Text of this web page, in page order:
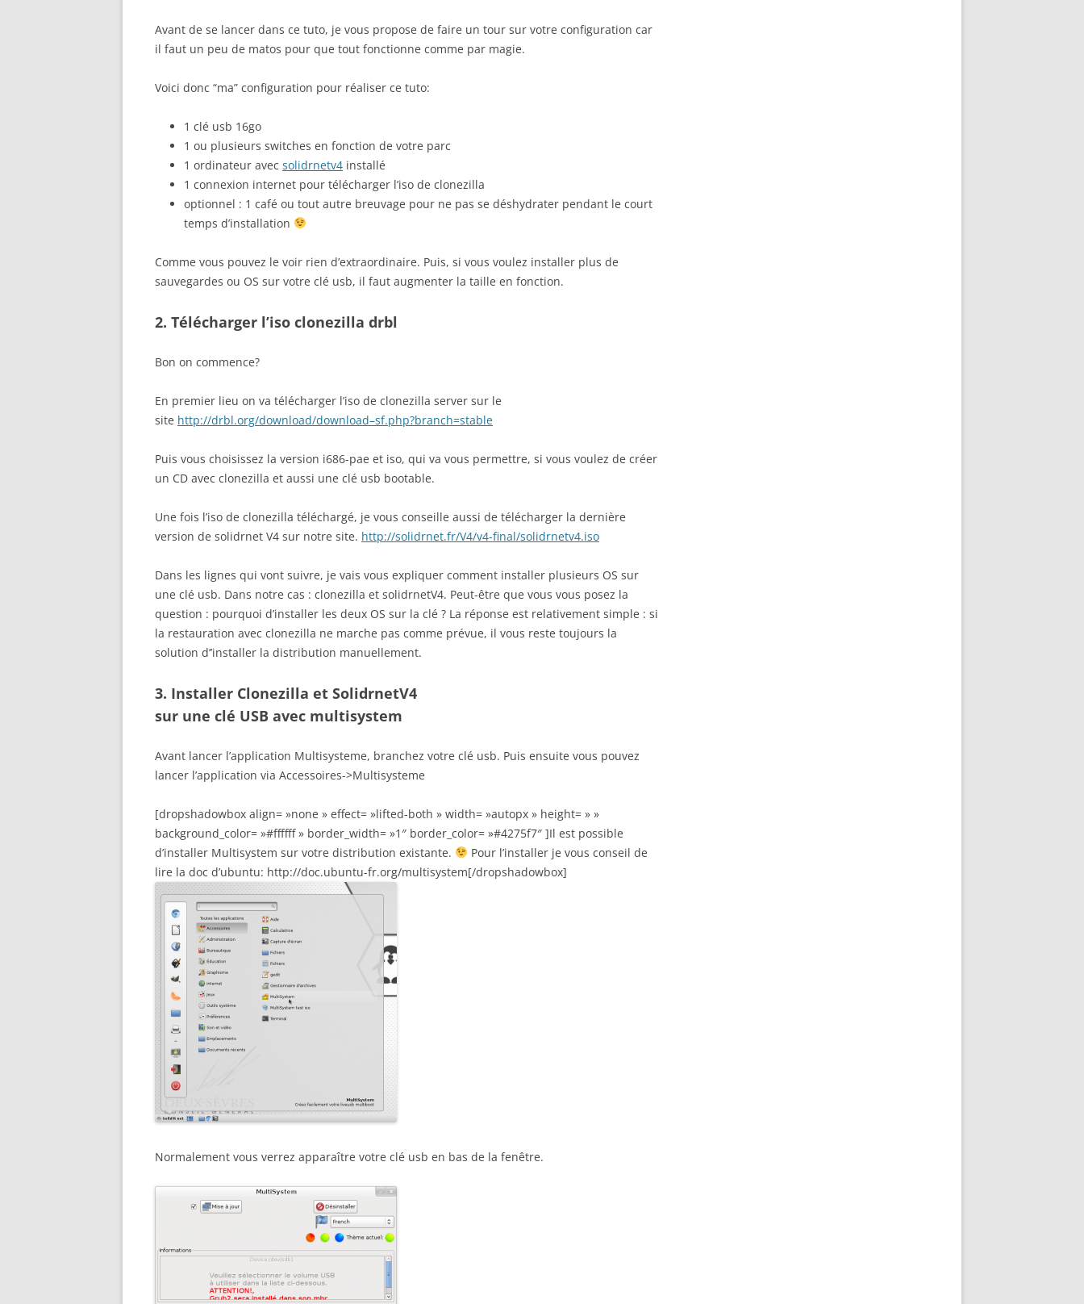
Avant de se lancer dans ce tuto, je vous propose de faire un tour sur votre configuration car
il faut un peu de matos pour que tout fonctionne comme par magie.
Voici donc “ma” configuration pour réaliser ce tuto:
1 clé usb 16go
1 ou plusieurs switches en fonction de votre parc
1 ordinateur avec solidrnetv4 installé
1 connexion internet pour télécharger l’iso de clonezilla
optionnel : 1 café ou tout autre breuvage pour ne pas se déshydrater pendant le court
temps d’installation
Comme vous pouvez le voir rien d’extraordinaire. Puis, si vous voulez installer plus de
sauvegardes ou OS sur votre clé usb, il faut augmenter la taille en fonction.
2. Télécharger l’iso clonezilla drbl
Bon on commence?
En premier lieu on va télécharger l’iso de clonezilla server sur le
site http://drbl.org/download/download–sf.php?branch=stable
Puis vous choisissez la version i686-pae et iso, qui va vous permettre, si vous voulez de créer
un CD avec clonezilla et aussi une clé usb bootable.
Une fois l’iso de clonezilla téléchargé, je vous conseille aussi de télécharger la dernière
version de solidrnet V4 sur notre site. http://solidrnet.fr/V4/v4-final/solidrnetv4.iso
Dans les lignes qui vont suivre, je vais vous expliquer comment installer plusieurs OS sur
une clé usb. Dans notre cas : clonezilla et solidrnetV4. Peut-être que vous vous posez la
question : pourquoi d’installer les deux OS sur la clé ? La réponse est relativement simple : si
la restauration avec clonezilla ne marche pas comme prévue, il vous reste toujours la
solution d’’installer la distribution manuellement.
3. Installer Clonezilla et SolidrnetV4
sur une clé USB avec multisystem
Avant lancer l’application Multisysteme, branchez votre clé usb. Puis ensuite vous pouvez
lancer l’application via Accessoires->Multisysteme
[dropshadowbox align= »none » effect= »lifted-both » width= »autopx » height= » »
background_color= »#ffffff » border_width= »1″ border_color= »#4275f7″ ]Il est possible
d’installer Multisystem sur votre distribution existante.
Pour l’installer je vous conseil de
lire la doc d’ubuntu: http://doc.ubuntu-fr.org/multisystem[/dropshadowbox]
Normalement vous verrez apparaître votre clé usb en bas de la fenêtre.